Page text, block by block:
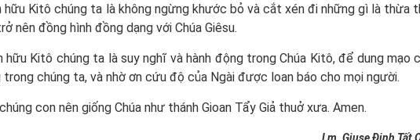
Kitô chúng ta là không ngừng khước bỏ và cắt xén đi những gì là thừa
nên đồng hình đồng dạng với Chúa Giêsu.
Kitô chúng ta là suy nghĩ và hành động trong Chúa Kitô, để dung mạo
chúng ta, và nhờ ơn cứu độ của Ngài được loan báo cho mọi người.
con nên giống Chúa như thánh Gioan Tẩy Giả thuở xưa. Amen.
Lm. Giuse Đinh Tất